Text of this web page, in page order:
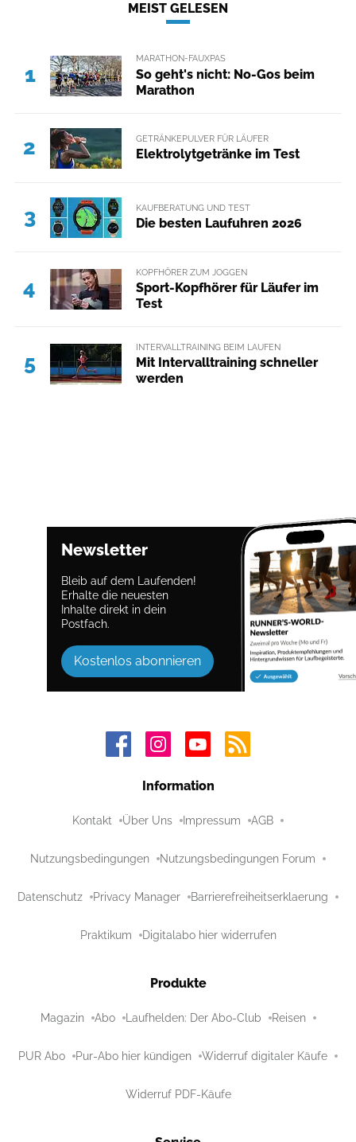
MEIST GELESEN
1
MARATHON-FAUXPAS
So geht's nicht: No-Gos beim
Marathon
2 GETRÄNKEPULVER FÜR LÄUFER
Elektrolytgetränke im Test
3 KAUFBERATUNG UND TEST
Die besten Laufuhren 2026
4
KOPFHÖRER ZUM JOGGEN
Sport-Kopfhörer für Läufer im
Test
5
INTERVALLTRAINING BEIM LAUFEN
Mit Intervalltraining schneller
werden
Newsletter
Bleib auf dem Laufenden!
Erhalte die neuesten
Inhalte direkt in dein
Postfach.
Kostenlos abonnieren
Information
Kontakt Über Uns Impressum AGB
Nutzungsbedingungen Nutzungsbedingungen Forum
Datenschutz Privacy Manager Barrierefreiheitserklaerung
Praktikum Digitalabo hier widerrufen
Produkte
Magazin Abo Laufhelden: Der Abo-Club Reisen
PUR Abo Pur-Abo hier kündigen Widerruf digitaler Käufe
Widerruf PDF-Käufe